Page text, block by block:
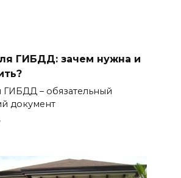
ГИБДД: зачем нужна и
ГИБДД – обязательный
документ